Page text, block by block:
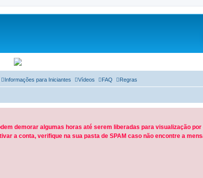
Informações para Iniciantes Vídeos FAQ Regras
demorar algumas horas até serem liberadas para visualização
a conta, verifique na sua pasta de SPAM caso não encontre a